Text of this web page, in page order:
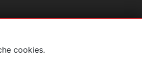
cookies.